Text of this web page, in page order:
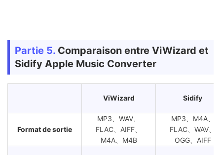
Partie 5. Comparaison entre ViWizard et
Sidify Apple Music Converter
ViWizard Sidify
Format de sortie
MP3、WAV、
FLAC、AIFF、
M4A、M4B
MP3、M4A、
FLAC、WAV、
OGG、AIFF